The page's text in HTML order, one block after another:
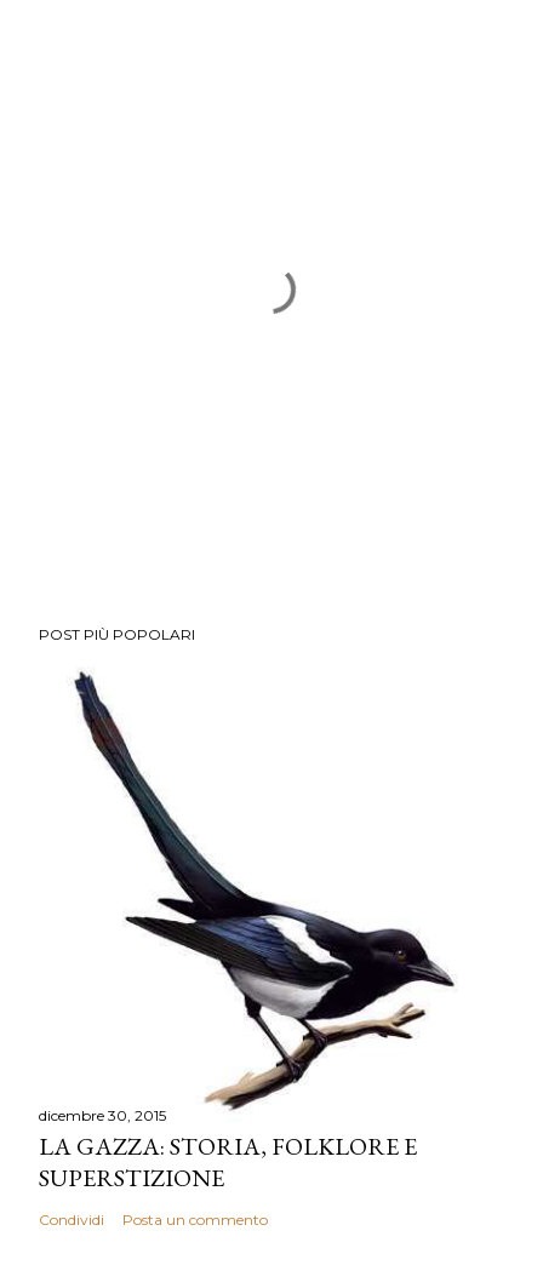
POST PIÙ POPOLARI
dicembre 30, 2015
LA GAZZA: STORIA, FOLKLORE E
SUPERSTIZIONE
Condividi Posta un commento